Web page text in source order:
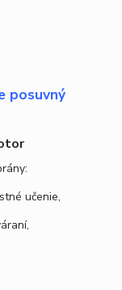
posuvný
učenie,